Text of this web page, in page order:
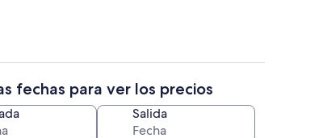
fechas para ver los precios
Salida